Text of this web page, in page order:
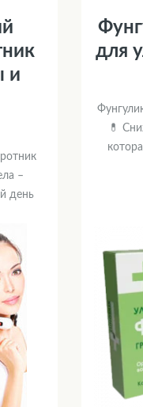
и
–
день
для
💊